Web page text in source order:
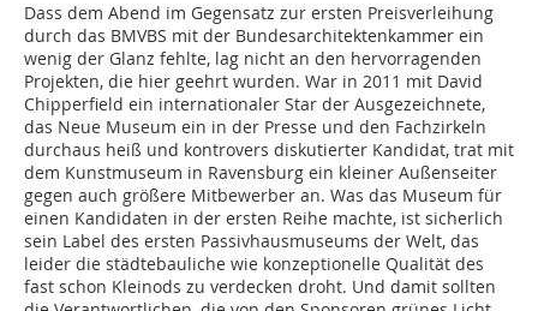
Dass dem Abend im Gegensatz zur ersten Preisverleihung
durch das BMVBS mit der Bundesarchitektenkammer ein
wenig der Glanz fehlte, lag nicht an den hervorragenden
Projekten, die hier geehrt wurden. War in 2011 mit David
Chipperfield ein internationaler Star der Ausgezeichnete,
das Neue Museum ein in der Presse und den Fachzirkeln
durchaus heiß und kontrovers diskutierter Kandidat, trat mit
dem Kunstmuseum in Ravensburg ein kleiner Außenseiter
gegen auch größere Mitbewerber an. Was das Museum für
einen Kandidaten in der ­ersten Reihe machte, ist sicherlich
sein Label des ersten Passivhausmuseums der Welt, das
leider die städtebauliche wie konzeptionelle Qualität des
fast schon Kleinods zu verdecken droht. Und damit sollten